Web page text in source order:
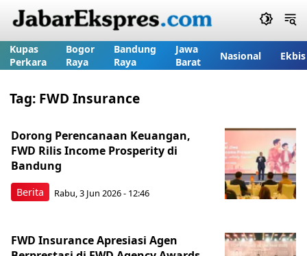
Kupas
Perkara
Bogor
Raya
Bandung
Raya
Jawa
Barat
Nasional Ekbis
Tag: FWD Insurance
Berita
Dorong Perencanaan Keuangan,
FWD Rilis Income Prosperity di
Bandung
Rabu, 3 Jun 2026 - 12:46
FWD Insurance Apresiasi Agen